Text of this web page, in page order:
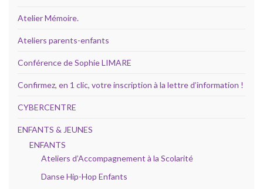
Atelier Mémoire.
Ateliers parents-enfants
Conférence de Sophie LIMARE
Confirmez, en 1 clic, votre inscription à la lettre d’information !
CYBERCENTRE
ENFANTS & JEUNES
ENFANTS
Ateliers d’Accompagnement à la Scolarité
Danse Hip-Hop Enfants